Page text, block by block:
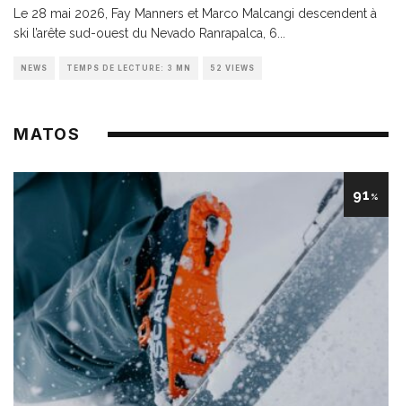
Le 28 mai 2026, Fay Manners et Marco Malcangi descendent à
ski l’arête sud-ouest du Nevado Ranrapalca, 6
NEWS TEMPS DE LECTURE: 3 MN 52 VIEWS
MATOS
91 %